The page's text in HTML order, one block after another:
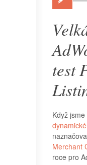
test
Když
Merchant
roce pro